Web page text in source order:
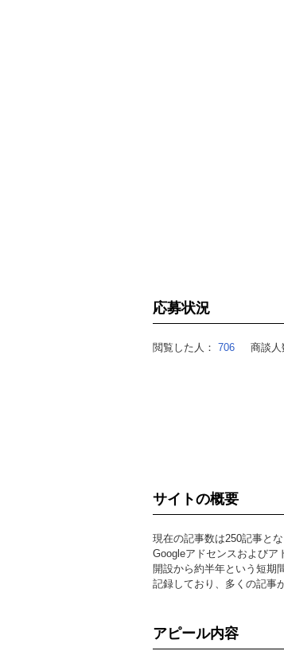
応募状況
閲覧した人： 706 商談人
サイトの概要
現在の記事数は250記事と
Googleアドセンスおよびア
開設から約半年という短期
記録しており、多くの記事
アピール内容